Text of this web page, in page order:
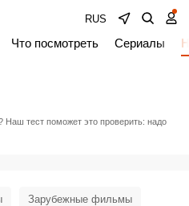
RUS
Что посмотреть Сериалы
Наш тест поможет это проверить: надо
Зарубежные фильмы